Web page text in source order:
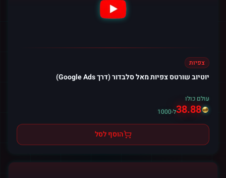
צפיות
יוטיוב שורטס צפיות מאל סלבדור (דרך Google Ads)
עולם כולו
38.88ל-1000
הוסף לסל